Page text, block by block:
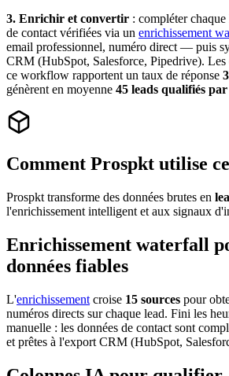
3. Enrichir et convertir : compléter
de contact vérifiées via un enrichissement
email professionnel, numéro direct — puis
CRM (HubSpot, Salesforce, Pipedrive).
ce workflow rapportent un taux de réponse
génèrent en moyenne 45 leads qualifiés par
Comment Prospkt utilise
Prospkt transforme des données brutes en
l'enrichissement intelligent et aux signaux
Enrichissement waterfall
données fiables
L'enrichissement croise 15 sources pour
numéros directs sur chaque lead. Fini les
manuelle : les données de contact sont
et prêtes à l'export CRM (HubSpot,